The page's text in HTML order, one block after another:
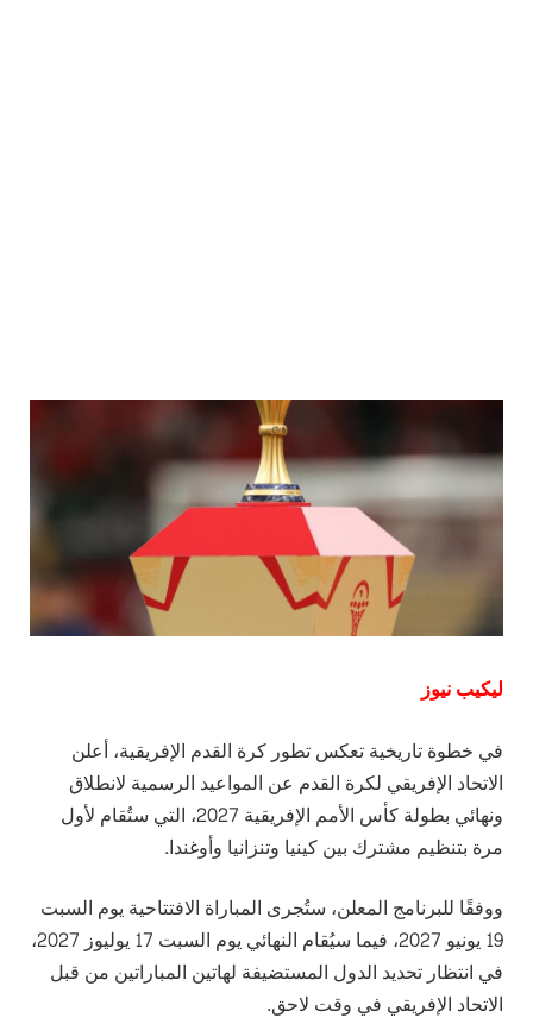
ليكيب نيوز
في خطوة تاريخية تعكس تطور كرة القدم الإفريقية، أعلن
الاتحاد الإفريقي لكرة القدم عن المواعيد الرسمية لانطلاق
ونهائي بطولة كأس الأمم الإفريقية 2027، التي ستُقام لأول
مرة بتنظيم مشترك بين كينيا وتنزانيا وأوغندا.
ووفقًا للبرنامج المعلن، ستُجرى المباراة الافتتاحية يوم السبت
19 يونيو 2027، فيما سيُقام النهائي يوم السبت 17 يوليوز 2027،
في انتظار تحديد الدول المستضيفة لهاتين المباراتين من قبل
الاتحاد الإفريقي في وقت لاحق.